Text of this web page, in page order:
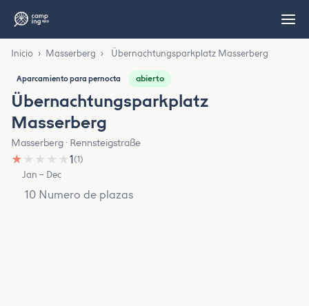
Inicio › Masserberg › Übernachtungsparkplatz Masserberg
Aparcamiento para pernocta abierto
Übernachtungsparkplatz
Masserberg
Masserberg · Rennsteigstraße
★ ★ ★ ★ ★1(1)
Jan – Dec
10 Numero de plazas